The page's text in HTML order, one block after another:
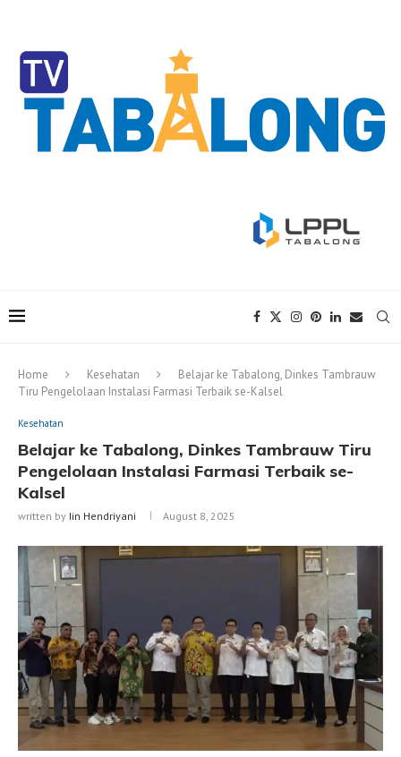
Home Kesehatan
Belajar ke Tabalong, Dinkes Tambrauw
Tiru Pengelolaan Instalasi Farmasi Terbaik se-Kalsel
Kesehatan
Belajar ke Tabalong, Dinkes Tambrauw Tiru
Pengelolaan Instalasi Farmasi Terbaik se-
Kalsel
written by Iin Hendriyani August 8, 2025